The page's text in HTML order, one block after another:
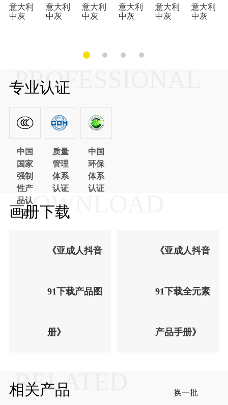
意大利
中灰
意大利
中灰
意大利
中灰
意大利
中灰
意大利
中灰
意大利
中灰
专业认证
PROFESSIONAL
中国
国家
强制
性产
品认
证
质量
管理
体系
认证
中国
环保
体系
认证
画册下载
DOWNLOAD
《亚成人抖音
91下载产品图
册》
《亚成人抖音
91下载全元素
产品手册》
相关产品
RELATED 换一批